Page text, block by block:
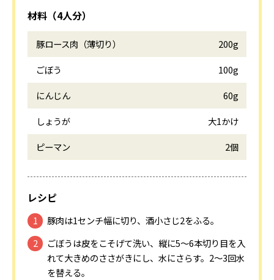
材料（4人分）
豚ロース肉（薄切り）
200g
ごぼう
100g
にんじん
60g
しょうが
大1かけ
ピーマン
2個
レシピ
豚肉は1センチ幅に切り、酒小さじ2をふる。
ごぼうは皮をこそげて洗い、縦に5～6本切り目を入
れて大きめのささがきにし、水にさらす。2～3回水
を替える。